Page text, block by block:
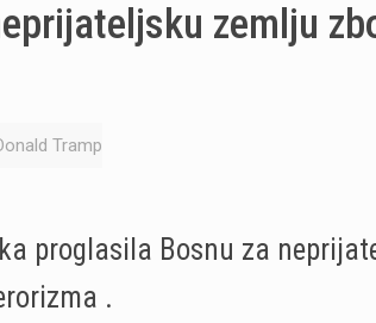
zemlju
Tramp
proglasila Bosnu za
.